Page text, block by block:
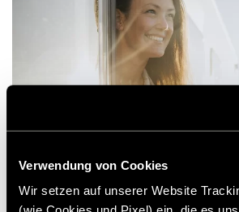
Verwendung von Cookies
Wir setzen auf unserer Website